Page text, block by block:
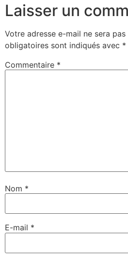
Laisser un
Votre adresse e-mail ne sera pas
obligatoires sont indiqués avec *
Commentaire *
Nom *
E-mail *